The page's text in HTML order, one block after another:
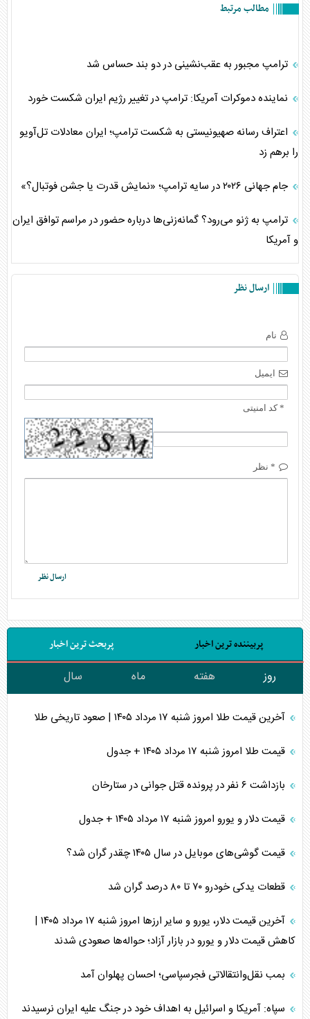
مطالب مرتبط
ترامپ مجبور به عقب‌نشینی در دو بند حساس شد
نماینده دموکرات آمریکا: ترامپ در تغییر رژیم ایران شکست خورد
اعتراف رسانه صهیونیستی به شکست ترامپ؛ ایران معادلات تل‌آویو
را برهم زد
جام جهانی ۲۰۲۶ در سایه ترامپ؛ «نمایش قدرت یا جشن فوتبال؟»
ترامپ به ژنو می‌رود؟ گمانه‌زنی‌ها درباره حضور در مراسم توافق ایران
و آمریکا
ارسال نظر
نام
ایمیل
* کد امنیتی
* نظر
پربیننده ترین اخبار پربحث ترین اخبار
روز هفته ماه سال
آخرین قیمت طلا امروز شنبه ۱۷ مرداد ۱۴۰۵ | صعود تاریخی طلا
قیمت طلا امروز شنبه ۱۷ مرداد ۱۴۰۵ + جدول
بازداشت ۶ نفر در پرونده قتل جوانی در ستارخان
قیمت دلار و یورو امروز شنبه ۱۷ مرداد ۱۴۰۵ + جدول
قیمت گوشی‌های موبایل در سال ۱۴۰۵ چقدر گران شد؟
قطعات یدکی خودرو ۷۰ تا ۸۰ درصد گران شد
آخرین قیمت دلار، یورو و سایر ارز‌ها امروز شنبه ۱۷ مرداد ۱۴۰۵ |
کاهش قیمت دلار و یورو در بازار آزاد؛ حواله‌ها صعودی شدند
بمب نقل‌وانتقالاتی فجرسپاسی؛ احسان پهلوان آمد
سپاه: آمریکا و اسرائیل به اهداف خود در جنگ علیه ایران نرسیدند